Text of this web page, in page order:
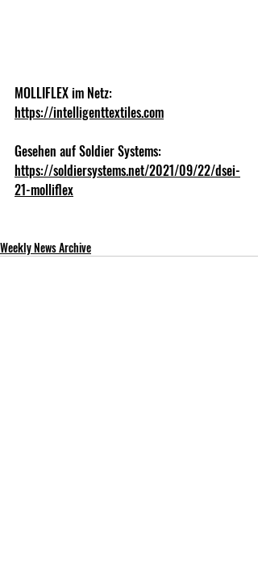
MOLLIFLEX im Netz:
https://intelligenttextiles.com
Gesehen auf Soldier Systems:
https://soldiersystems.net/2021/09/22/dsei-
21-molliflex
Weekly News Archive